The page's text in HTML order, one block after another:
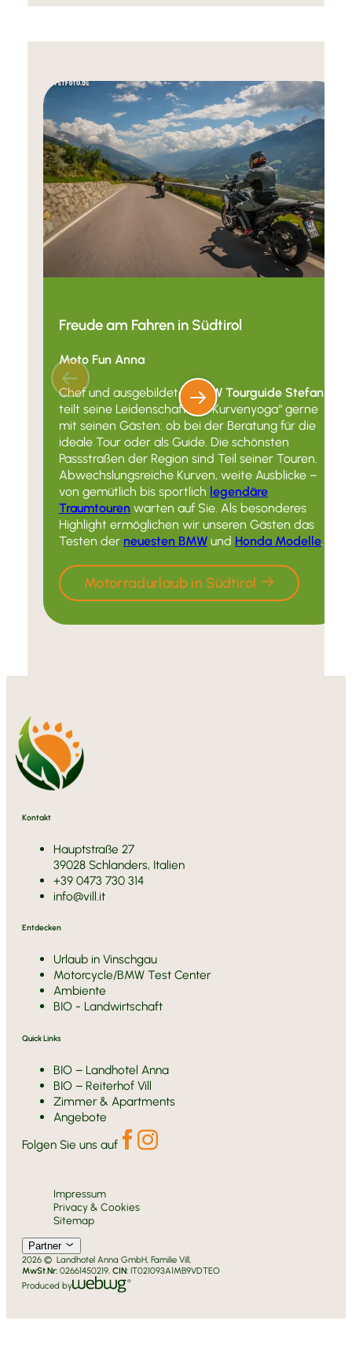
Freude am Fahren in Südtirol
Moto Fun Anna
Chef und ausgebildeter
BMW Tourguide Stefan
teilt seine Leidenschaft für “Kurvenyoga“ gerne
mit seinen Gästen: ob bei der Beratung für die
ideale Tour oder als Guide. Die schönsten
Passstraßen der Region sind Teil seiner Touren.
Abwechslungsreiche Kurven, weite Ausblicke –
von gemütlich bis sportlich legendäre
Traumtourenwarten auf Sie. Als besonderes
Highlight ermöglichen wir unseren Gästen das
Testen der neuesten BMWund Honda Modelle.
Motorradurlaub in Südtirol
Kontakt
Hauptstraße 27
39028 Schlanders, Italien
+39 0473 730 314
info@vill.it
Entdecken
Urlaub in Vinschgau
Motorcycle/BMW Test Center
Ambiente
BIO - Landwirtschaft
Quick Links
BIO – Landhotel Anna
BIO – Reiterhof Vill
Zimmer & Apartments
Angebote
Folgen Sie uns auf
2026 © Landhotel Anna GmbH, Familie Vill,
MwSt.Nr: 02661450219, CIN: IT021093A1MB9VDTEO
Impressum
Privacy & Cookies
Sitemap
Partner
Produced by